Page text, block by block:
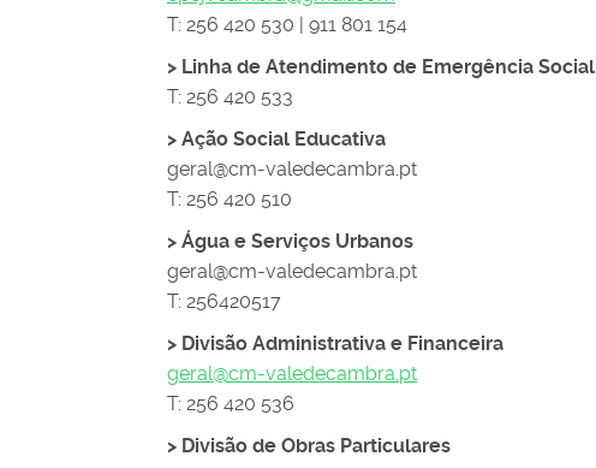
T: 256 420 530 | 911 801 154
> Linha de Atendimento de Emergência Social
T: 256 420 533
> Ação Social Educativa
geral@cm-valedecambra.pt
T: 256 420 510
> Água e Serviços Urbanos
geral@cm-valedecambra.pt
T: 256420517
> Divisão Administrativa e Financeira
geral@cm-valedecambra.pt
T: 256 420 536
> Divisão de Obras Particulares